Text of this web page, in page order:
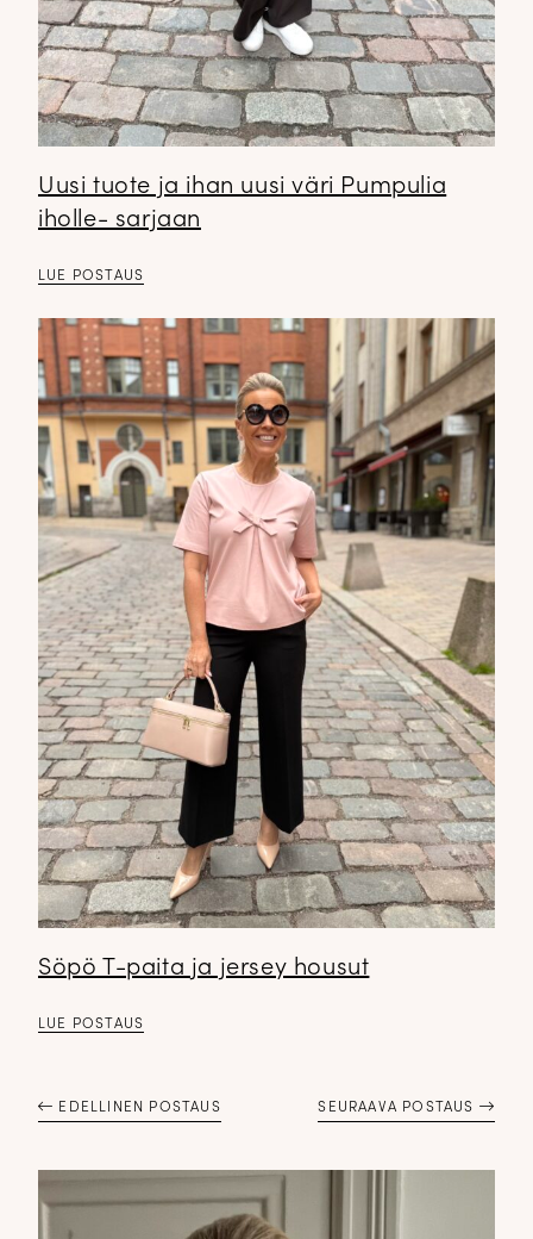
Uusi tuote ja ihan uusi väri Pumpulia
iholle- sarjaan
LUE POSTAUS
Söpö T-paita ja jersey housut
LUE POSTAUS
EDELLINEN POSTAUS SEURAAVA POSTAUS